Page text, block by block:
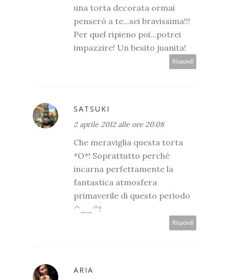
una torta decorata ormai
penserò a te...sei bravissima!!!
Per quel ripieno poi...potrei
impazzire! Un besito juanita!
Rispondi
SATSUKI
2 aprile 2012 alle ore 20:08
Che meraviglia questa torta
*O*! Soprattutto perchè
incarna perfettamente la
fantastica atmosfera
primaverile di questo periodo
^__^!
Rispondi
ARIA